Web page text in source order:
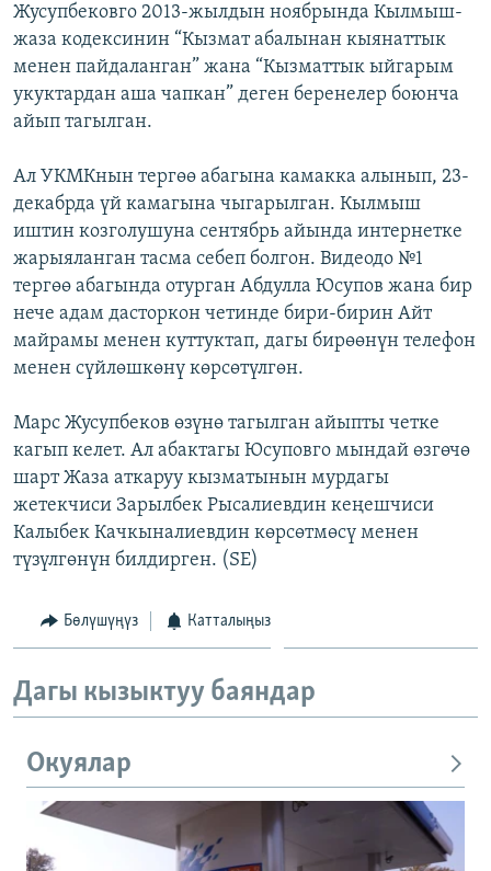
ЫҢГАЙСЫЗ СУРООЛОР
ЭЕ/АРнун бардык сайттары
Жусупбековго 2013-жылдын ноябрында Кылмыш-
жаза кодексинин “Кызмат абалынан кыянаттык
менен пайдаланган” жана “Кызматтык ыйгарым
укуктардан аша чапкан” деген беренелер боюнча
айып тагылган.
Ал УКМКнын тергөө абагына камакка алынып, 23-
декабрда үй камагына чыгарылган. Кылмыш
иштин козголушуна сентябрь айында интернетке
жарыяланган тасма себеп болгон. Видеодо №1
тергөө абагында отурган Абдулла Юсупов жана бир
нече адам дасторкон четинде бири-бирин Айт
майрамы менен куттуктап, дагы бирөөнүн телефон
менен сүйлөшкөнү көрсөтүлгөн.
Марс Жусупбеков өзүнө тагылган айыпты четке
кагып келет. Ал абактагы Юсуповго мындай өзгөчө
шарт Жаза аткаруу кызматынын мурдагы
жетекчиси Зарылбек Рысалиевдин кеңешчиси
Калыбек Качкыналиевдин көрсөтмөсү менен
түзүлгөнүн билдирген. (SE)
Бөлүшүңүз Катталыңыз
Дагы кызыктуу баяндар
Окуялар